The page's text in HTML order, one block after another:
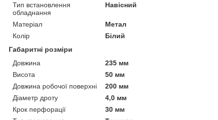
Тип встановлення
обладнання
Навісний
Матеріал
Метал
Колір
Білий
Габаритні розміри
Довжина
235 мм
Висота
50 мм
Довжина робочої поверхні
200 мм
Діаметр дроту
4,0 мм
Крок перфорації
30 мм